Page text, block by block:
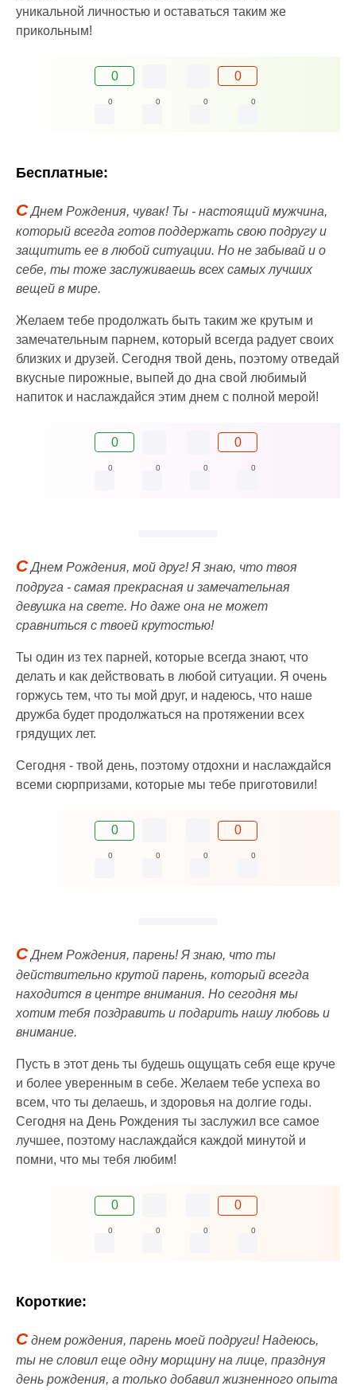
уникальной личностью и оставаться таким же
прикольным!
0 0
0 0 0 0
Бесплатные:
СДнем Рождения, чувак! Ты - настоящий мужчина,
который всегда готов поддержать свою подругу и
защитить ее в любой ситуации. Но не забывай и о
себе, ты тоже заслуживаешь всех самых лучших
вещей в мире.
Желаем тебе продолжать быть таким же крутым и
замечательным парнем, который всегда радует своих
близких и друзей. Сегодня твой день, поэтому отведай
вкусные пирожные, выпей до дна свой любимый
напиток и наслаждайся этим днем с полной мерой!
0 0
0 0 0 0
СДнем Рождения, мой друг! Я знаю, что твоя
подруга - самая прекрасная и замечательная
девушка на свете. Но даже она не может
сравниться с твоей крутостью!
Ты один из тех парней, которые всегда знают, что
делать и как действовать в любой ситуации. Я очень
горжусь тем, что ты мой друг, и надеюсь, что наше
дружба будет продолжаться на протяжении всех
грядущих лет.
Сегодня - твой день, поэтому отдохни и наслаждайся
всеми сюрпризами, которые мы тебе приготовили!
0 0
0 0 0 0
СДнем Рождения, парень! Я знаю, что ты
действительно крутой парень, который всегда
находится в центре внимания. Но сегодня мы
хотим тебя поздравить и подарить нашу любовь и
внимание.
Пусть в этот день ты будешь ощущать себя еще круче
и более уверенным в себе. Желаем тебе успеха во
всем, что ты делаешь, и здоровья на долгие годы.
Сегодня на День Рождения ты заслужил все самое
лучшее, поэтому наслаждайся каждой минутой и
помни, что мы тебя любим!
0 0
0 0 0 0
Короткие:
Сднем рождения, парень моей подруги! Надеюсь,
ты не словил еще одну морщину на лице, празднуя
день рождения, а только добавил жизненного опыта